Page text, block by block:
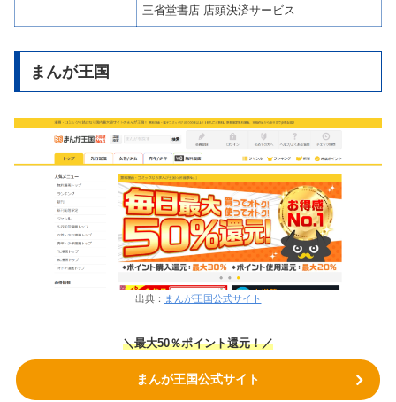
三省堂書店 店頭決済サービス
まんが王国
出典： まんが王国公式サイト
＼最大50％ポイント還元！／
まんが王国公式サイト